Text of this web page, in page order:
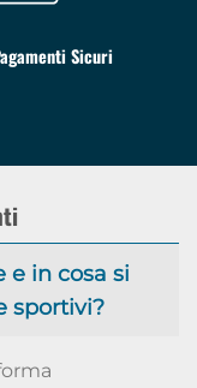
Sicuri
e in cosa si
sportivi?